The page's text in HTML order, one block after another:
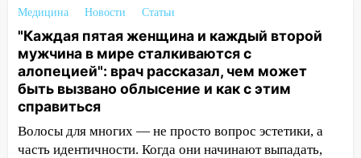
08:22
Подросток на питбайке сбил
велосипедистку: пострадали двое
07:20 Жара возвращается: ожидается
знойный и сухой четверг
06:00 Под Ульяновском при развороте
пострадал 38-летний водитель
иномарки
Медицина Новости Статьи
"Каждая пятая женщина и каждый второй
мужчина в мире сталкиваются с
алопецией": врач рассказал, чем может
быть вызвано облысение и как с этим
справиться
Волосы для многих — не просто вопрос эстетики, а
часть идентичности. Когда они начинают выпадать,